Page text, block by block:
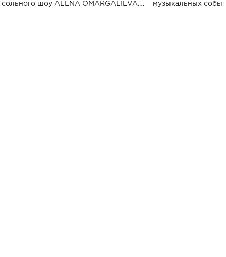
сольного шоу ALENA OMARGALIEVA.
музыкальных